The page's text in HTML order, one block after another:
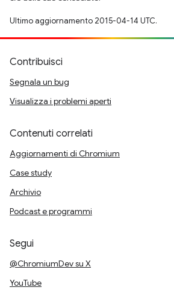
Ultimo aggiornamento 2015-04-14 UTC.
Contribuisci
Segnala un bug
Visualizza i problemi aperti
Contenuti correlati
Aggiornamenti di Chromium
Case study
Archivio
Podcast e programmi
Segui
@ChromiumDev su X
YouTube